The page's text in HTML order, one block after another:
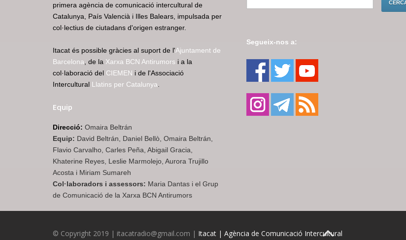
primera agència de comunicació intercultural de
Catalunya, País Valencià i Illes Balears, impulsada per
col·lectius de ciutadans d'origen estranger.
Itacat és possible gràcies al suport de l'Ajuntament de
Barcelona , de la Xarxa BCN Antirumors i a la
col·laboració del CIEMEN i de l'Associació
Intercultural Llatins per Catalunya
Equip
Direcció: Omaira Beltrán
Equip: David Beltrán, Daniel Bellò, Omaira Beltrán,
Flavio Carvalho, Carles Peña, Abigail Gracia,
Khaterine Reyes, Leslie Marmolejo, Aurora Trujillo
Acosta i Miriam Sumareh
Col·laboradors i assessors: Maria Dantas i el Grup
de Comunicació de la Xarxa BCN Antirumors
Segueix-nos a:
© Copyright 2019 | itacatradio@gmail.com | Itacat | Agència de Comunicació Intercultural
BACK TO TOP